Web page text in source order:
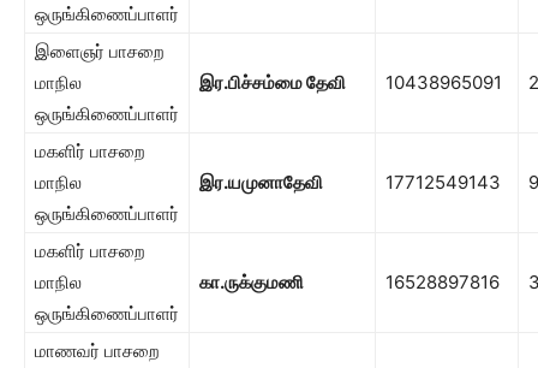
ஒருங்கிணைப்பாளர்
இளைஞர் பாசறை
மாநில
ஒருங்கிணைப்பாளர்
இர.பிச்சம்மை தேவி 10438965091
மகளிர் பாசறை
மாநில
ஒருங்கிணைப்பாளர்
இர.யமுனாதேவி 17712549143
மகளிர் பாசறை
மாநில
ஒருங்கிணைப்பாளர்
கா.ருக்குமணி 16528897816
மாணவர் பாசறை